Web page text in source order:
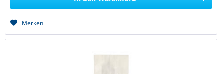
Merken